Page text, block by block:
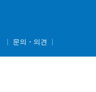
문의・의견